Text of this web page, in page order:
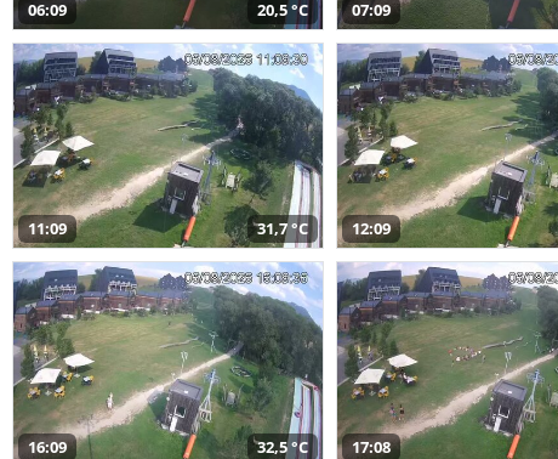
06:09 20,5 °C 07:09
11:09 31,7 °C 12:09
16:09 32,5 °C 17:08